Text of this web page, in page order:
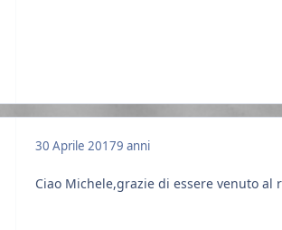
30 Aprile 20179 anni
Ciao Michele,grazie di essere venuto